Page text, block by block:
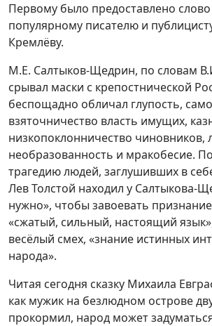
Первому было предоставлено
популярному писателю и
Кремлёву.
М.Е. Салтыков-Щедрин, по словам
срывал маски с крепостнической
беспощадно обличал глупость,
взяточничество власть имущих,
низкопоклонничество чиновников,
необразованность и мракобесие.
трагедию людей, заглушивших в
Лев Толстой находил у Салтыкова-
нужно», чтобы завоевать
«сжатый, сильный, настоящий
весёлый смех, «знание истинных
народа».
Читая сегодня сказку Михаила
как мужик на безлюдном острове
прокормил, народ может